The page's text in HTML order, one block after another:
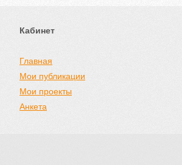
Кабинет
Главная
Мои публикации
Мои проекты
Анкета